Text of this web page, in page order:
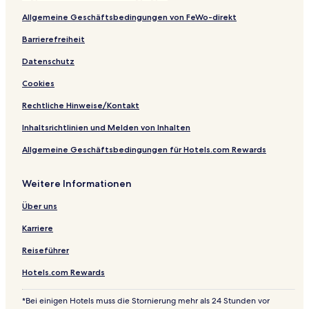
P
s
e
e
r
Allgemeine Geschäftsbedingungen von FeWo-direkt
Barrierefreiheit
Datenschutz
Cookies
Rechtliche Hinweise/Kontakt
Inhaltsrichtlinien und Melden von Inhalten
Allgemeine Geschäftsbedingungen für Hotels.com Rewards
Weitere Informationen
Über uns
Karriere
Reiseführer
Hotels.com Rewards
*Bei einigen Hotels muss die Stornierung mehr als 24 Stunden vor